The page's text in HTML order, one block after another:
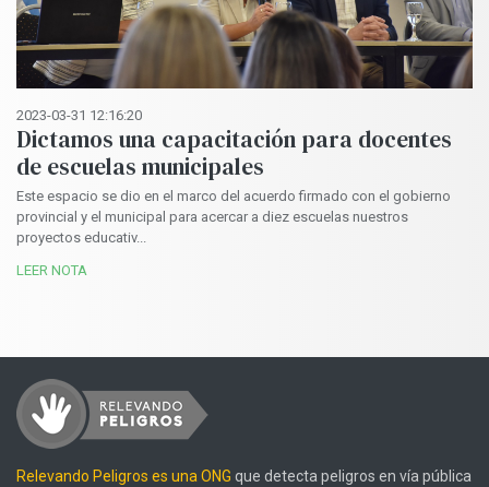
2023-03-31 12:16:20
Dictamos una capacitación para docentes
de escuelas municipales
Este espacio se dio en el marco del acuerdo firmado con el gobierno
provincial y el municipal para acercar a diez escuelas nuestros
proyectos educativ...
LEER NOTA
Relevando Peligros es una ONG que detecta peligros en vía pública